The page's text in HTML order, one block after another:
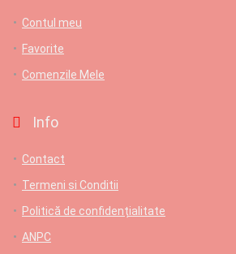
Contul meu
Favorite
Comenzile Mele
Info
Contact
Termeni si Conditii
Politică de confidențialitate
ANPC